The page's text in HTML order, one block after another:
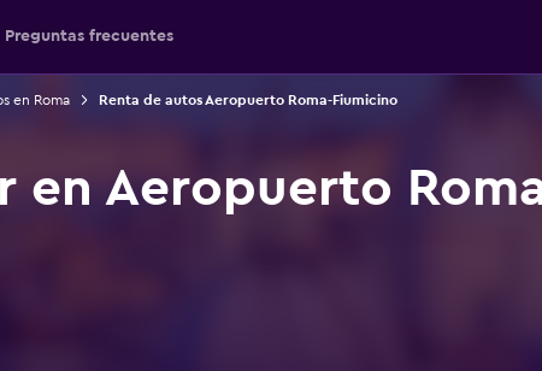
Preguntas frecuentes
en Roma Renta de autos Aeropuerto Roma-Fiumicino
en Aeropuerto